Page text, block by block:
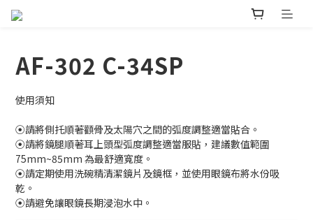
AF-302 C-34SP
使用須知
⦿請將側托順著顴骨及太陽穴之間的弧度調整適當貼合。
⦿請將鏡腿順著耳上頭型弧度調整適當服貼，建議數值範圍
75mm~85mm 為最舒適寬度。
⦿請定期使用洗碗精清潔鏡片及鏡框，並使用眼鏡布將水份吸
乾。
⦿請避免讓眼鏡長期浸泡水中。